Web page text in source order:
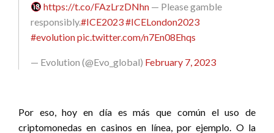
https://t.co/FAzLrzDNhn — Please gamble
responsibly.#ICE2023#ICELondon2023
#evolutionpic.twitter.com/n7En08Ehqs
— Evolution (@Evo_global) February 7, 2023
Por eso, hoy en día es más que común el uso de
criptomonedas en casinos en línea, por ejemplo. O la